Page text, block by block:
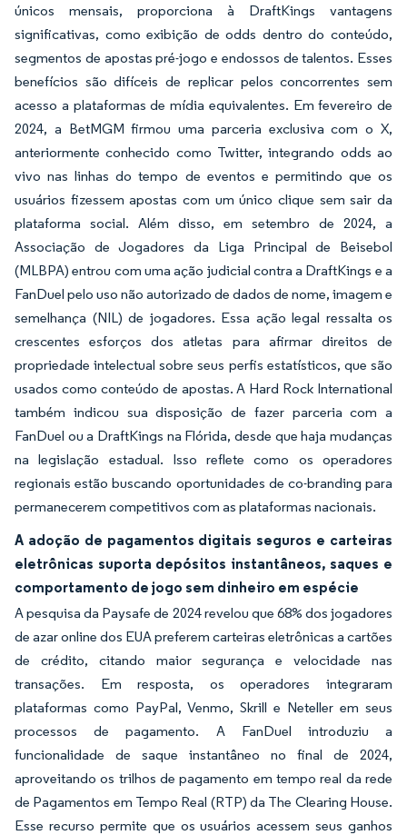
únicos mensais, proporciona à DraftKings vantagens
significativas, como exibição de odds dentro do conteúdo,
segmentos de apostas pré-jogo e endossos de talentos. Esses
benefícios são difíceis de replicar pelos concorrentes sem
acesso a plataformas de mídia equivalentes. Em fevereiro de
2024, a BetMGM firmou uma parceria exclusiva com o X,
anteriormente conhecido como Twitter, integrando odds ao
vivo nas linhas do tempo de eventos e permitindo que os
usuários fizessem apostas com um único clique sem sair da
plataforma social. Além disso, em setembro de 2024, a
Associação de Jogadores da Liga Principal de Beisebol
(MLBPA) entrou com uma ação judicial contra a DraftKings e a
FanDuel pelo uso não autorizado de dados de nome, imagem e
semelhança (NIL) de jogadores. Essa ação legal ressalta os
crescentes esforços dos atletas para afirmar direitos de
propriedade intelectual sobre seus perfis estatísticos, que são
usados como conteúdo de apostas. A Hard Rock International
também indicou sua disposição de fazer parceria com a
FanDuel ou a DraftKings na Flórida, desde que haja mudanças
na legislação estadual. Isso reflete como os operadores
regionais estão buscando oportunidades de co-branding para
permanecerem competitivos com as plataformas nacionais.
A adoção de pagamentos digitais seguros e carteiras
eletrônicas suporta depósitos instantâneos, saques e
comportamento de jogo sem dinheiro em espécie
A pesquisa da Paysafe de 2024 revelou que 68% dos jogadores
de azar online dos EUA preferem carteiras eletrônicas a cartões
de crédito, citando maior segurança e velocidade nas
transações. Em resposta, os operadores integraram
plataformas como PayPal, Venmo, Skrill e Neteller em seus
processos de pagamento. A FanDuel introduziu a
funcionalidade de saque instantâneo no final de 2024,
aproveitando os trilhos de pagamento em tempo real da rede
de Pagamentos em Tempo Real (RTP) da The Clearing House.
Esse recurso permite que os usuários acessem seus ganhos